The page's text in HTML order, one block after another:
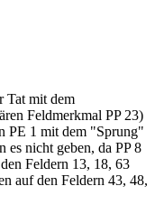
Tat mit dem
Feldmerkmal PP 23)
PE 1 mit dem "Sprung"
es nicht geben, da PP 8
Feldern 13, 18, 63
auf den Feldern 43, 48,